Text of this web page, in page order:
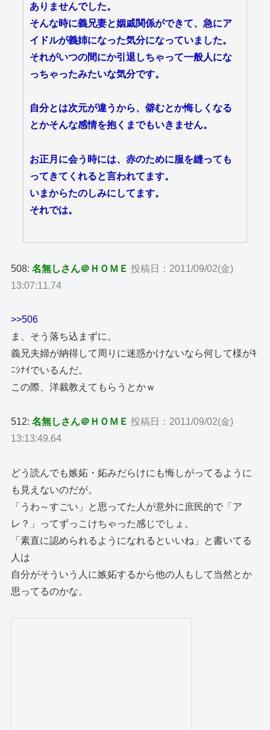
ありませんでした。
そんな時に義兄妻と姻戚関係ができて、急にア
イドルが義姉になった気分になっていました。
それがいつの間にか引退しちゃって一般人にな
っちゃったみたいな気分です。
自分とは次元が違うから、僻むとか悔しくなる
とかそんな感情を抱くまでもいきません。
お正月に会う時には、赤のために服を縫っても
ってきてくれると言われてます。
いまからたのしみにしてます。
それでは。
508:名無しさん＠ＨＯＭＥ 投稿日：2011/09/02(金)
13:07:11.74
>>506
ま、そう落ち込まずに。
義兄夫婦が納得して周りに迷惑かけないなら何して様がｷ
ﾆｼﾅｲでいるんだ。
この際、洋裁教えてもらうとかｗ
512:名無しさん＠ＨＯＭＥ 投稿日：2011/09/02(金)
13:13:49.64
どう読んでも嫉妬・妬みだらけにも悔しがってるように
も見えないのだが。
「うわ～すごい」と思ってた人が意外に庶民的で「ア
レ？」ってずっこけちゃった感じでしょ。
「素直に認められるようになれるといいね」と書いてる
人は
自分がそういう人に嫉妬するから他の人もして当然とか
思ってるのかな。